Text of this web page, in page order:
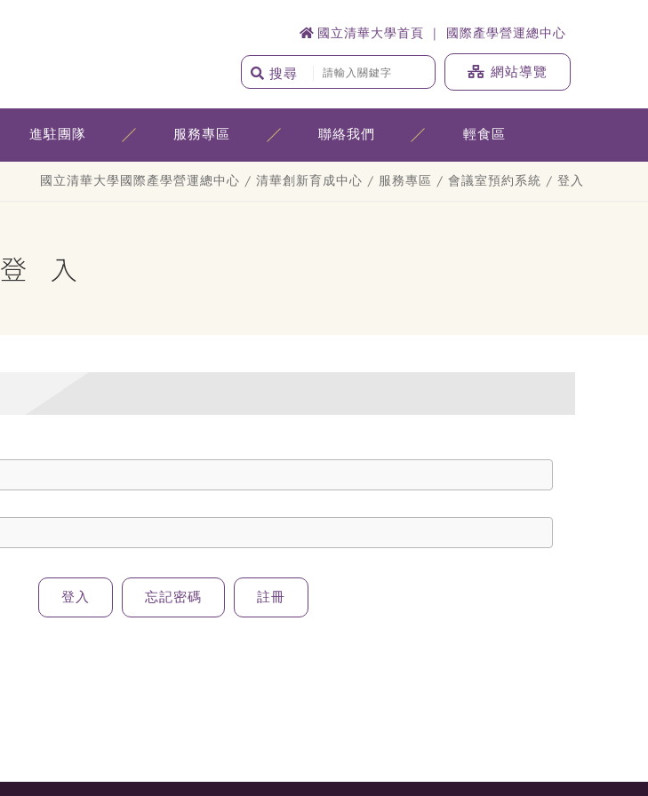
國立清華大學首頁 國際產學營運總中心
搜尋 網站導覽
進駐團隊 服務專區 聯絡我們 輕食區
國立清華大學國際產學營運總中心 / 清華創新育成中心 / 服務專區 / 會議室預約系統 / 登入
登入